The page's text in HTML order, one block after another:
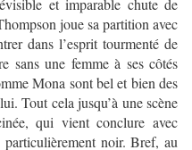
et imparable chute de
joue sa partition avec
dans l’esprit tourmenté de
sans une femme à ses côtés
Mona sont bel et bien des
Tout cela jusqu’à une scène
qui vient conclure avec
noir. Bref, au